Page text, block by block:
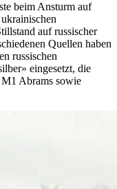
beim Ansturm auf
auf russischer
Quellen haben
russischen
eingesetzt, die
Abrams sowie